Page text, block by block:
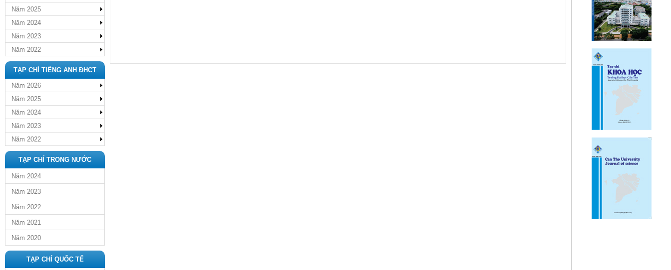
Năm 2025
Năm 2024
Năm 2023
Năm 2022
TẠP CHÍ TIẾNG ANH ĐHCT
Năm 2026
Năm 2025
Năm 2024
Năm 2023
Năm 2022
TẠP CHÍ TRONG NƯỚC
Năm 2024
Năm 2023
Năm 2022
Năm 2021
Năm 2020
TẠP CHÍ QUỐC TẾ